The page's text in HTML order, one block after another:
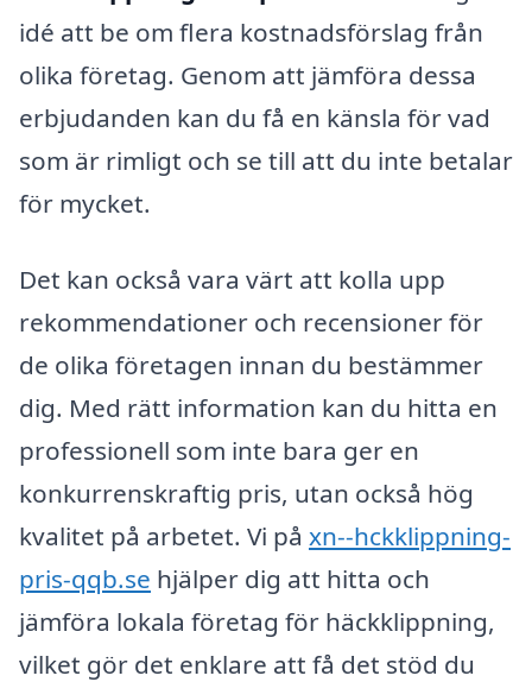
idé att be om flera kostnadsförslag från
olika företag. Genom att jämföra dessa
erbjudanden kan du få en känsla för vad
som är rimligt och se till att du inte betalar
för mycket.
Det kan också vara värt att kolla upp
rekommendationer och recensioner för
de olika företagen innan du bestämmer
dig. Med rätt information kan du hitta en
professionell som inte bara ger en
konkurrenskraftig pris, utan också hög
kvalitet på arbetet. Vi på xn--hckklippning-
pris-qqb.se hjälper dig att hitta och
jämföra lokala företag för häckklippning,
vilket gör det enklare att få det stöd du